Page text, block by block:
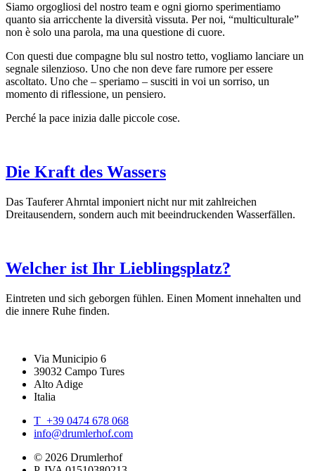
Siamo orgogliosi del nostro team e ogni giorno sperimentiamo
quanto sia arricchente la diversità vissuta. Per noi, “multiculturale”
non è solo una parola, ma una questione di cuore.
Con questi due compagne blu sul nostro tetto, vogliamo lanciare un
segnale silenzioso. Uno che non deve fare rumore per essere
ascoltato. Uno che – speriamo – susciti in voi un sorriso, un
momento di riflessione, un pensiero.
Perché la pace inizia dalle piccole cose.
Die Kraft des Wassers
Das Tauferer Ahrntal imponiert nicht nur mit zahlreichen
Dreitausendern, sondern auch mit beeindruckenden Wasserfällen.
Welcher ist Ihr Lieblingsplatz?
Eintreten und sich geborgen fühlen. Einen Moment innehalten und
die innere Ruhe finden.
Via Municipio 6
39032 Campo Tures
Alto Adige
Italia
T +39 0474 678 068
info@drumlerhof.com
© 2026 Drumlerhof